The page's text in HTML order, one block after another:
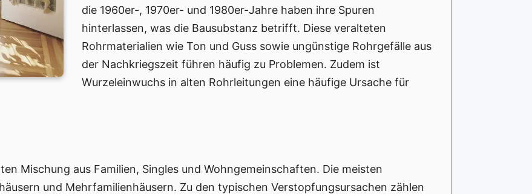
die 1960er-, 1970er- und 1980er-Jahre haben ihre Spuren
hinterlassen, was die Bausubstanz betrifft. Diese veralteten
Rohrmaterialien wie Ton und Guss sowie ungünstige Rohrgefälle aus
der Nachkriegszeit führen häufig zu Problemen. Zudem ist
Wurzeleinwuchs in alten Rohrleitungen eine häufige Ursache für
Mischung aus Familien, Singles und Wohngemeinschaften. Die meisten
und Mehrfamilienhäusern. Zu den typischen Verstopfungsursachen zählen